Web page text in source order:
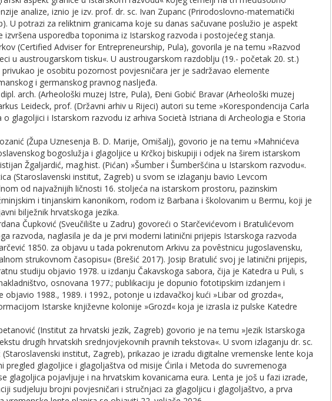
analize, iznio je izv. prof. dr. sc. Ivan Zupanc (Prirodoslovno-matematički
U potrazi za reliktnim granicama koje su danas sačuvane poslužio je aspekt
izvršena usporedba toponima iz Istarskog razvoda i postojećeg stanja.
(Certified Adviser for Entrepreneurship, Pula), govorila je na temu »Razvod
u austrougarskom tisku«. U austrougarskom razdoblju (19.- početak 20. st.)
je osobitu pozornost povjesničara jer je sadržavao elemente
i germanskog pravnog nasljeđa.
arch. (Arheološki muzej Istre, Pula), Đeni Gobić Bravar (Arheološki muzej
Leideck, prof. (Državni arhiv u Rijeci) autori su teme »Korespondencija Carla
o glagoljici i Istarskom razvodu iz arhiva Società Istriana di Archeologia e Storia
(Župa Uznesenja B. D. Marije, Omišalj), govorio je na temu »Mahnićeva
bogoslužja i glagoljice u Krčkoj biskupiji i odjek na širem istarskom
Žgaljardić, mag.hist. (Pićan) »Šumber i Šumberšćina u Istarskom razvodu«.
(Staroslavenski institut, Zagreb) u svom se izlaganju bavio Levcom
od najvažnijih ličnosti 16. stoljeća na istarskom prostoru, pazinskim
i tinjanskim kanonikom, rodom iz Barbana i školovanim u Bermu, koji je
bilježnik hrvatskoga jezika.
Čupković (Sveučilište u Zadru) govoreći o Starčevićevom i Bratulićevom
razvoda, naglasila je da je prvi moderni latinični prijepis Istarskoga razvoda
1850. za objavu u tada pokrenutom Arkivu za povêstnicu jugoslavensku,
strukovnom časopisu« (Brešić 2017). Josip Bratulić svoj je latinični prijepis,
studiju objavio 1978. u izdanju Čakavskoga sabora, čija je Katedra u Puli, s
osnovana 1977.; publikaciju je dopunio fototipskim izdanjem i
objavio 1988., 1989. i 1992., potonje u izdavačkoj kući »Libar od grozda«,
Istarske književne kolonije »Grozd« koja je izrasla iz pulske Katedre
(Institut za hrvatski jezik, Zagreb) govorio je na temu »Jezik Istarskoga
drugih hrvatskih srednjovjekovnih pravnih tekstova«. U svom izlaganju dr. sc.
(Staroslavenski institut, Zagreb), prikazao je izradu digitalne vremenske lente koja
pregled glagoljice i glagoljaštva od misije Ćirila i Metoda do suvremenoga
glagoljica pojavljuje i na hrvatskim kovanicama eura. Lenta je još u fazi izrade,
sudjeluju brojni povjesničari i stručnjaci za glagoljicu i glagoljaštvo, a prva